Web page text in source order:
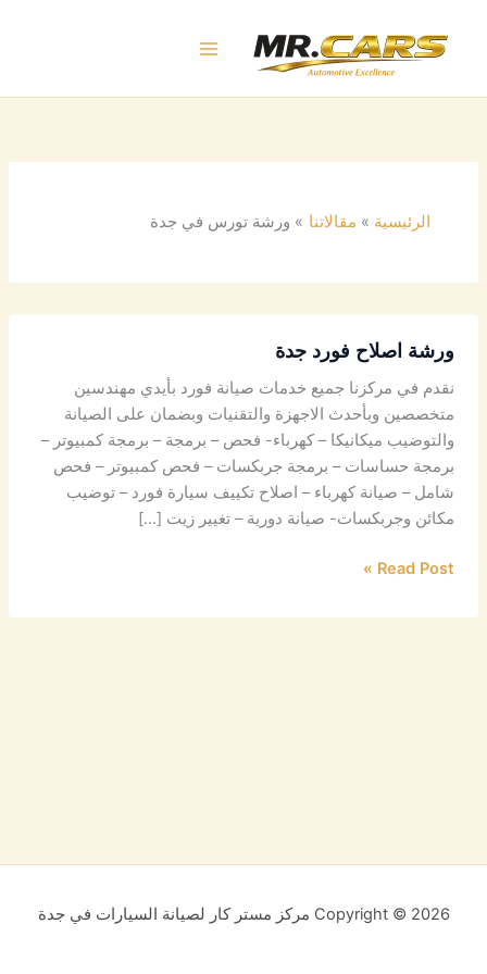
المحتوى
الرئيسية مقالاتنا ورشة تورس في جدة
ورشة اصلاح فورد جدة
نقدم في مركزنا جميع خدمات صيانة فورد بأيدي مهندسين
متخصصين وبأحدث الاجهزة والتقنيات وبضمان على الصيانة
والتوضيب ميكانيكا – كهرباء- فحص – برمجة – برمجة كمبيوتر –
برمجة حساسات – برمجة جربكسات – فحص كمبيوتر – فحص
شامل – صيانة كهرباء – اصلاح تكييف سيارة فورد – توضيب
مكائن وجربكسات- صيانة دورية – تغيير زيت […]
Read Post »
Copyright © 2026 مركز مستر كار لصيانة السيارات في جدة